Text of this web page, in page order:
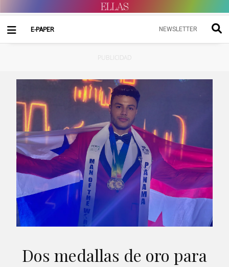
E-PAPER NEWSLETTER
PUBLICIDAD
Dos medallas de oro para